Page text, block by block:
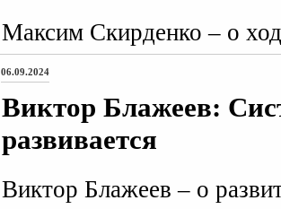
Максим Скирденко – о
06.09.2024
Виктор Блажеев:
развивается
Виктор Блажеев – о